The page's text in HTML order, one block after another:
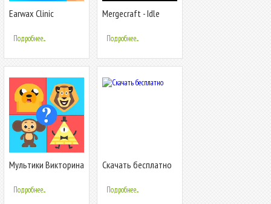
Earwax Clinic
Подробнее...
Mergecraft - Idle
Подробнее...
Мультики Викторина
Подробнее...
Скачать бесплатно
Подробнее...